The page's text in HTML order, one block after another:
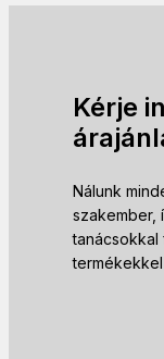
Kérje
Nálunk
szakember,
tanácsokkal